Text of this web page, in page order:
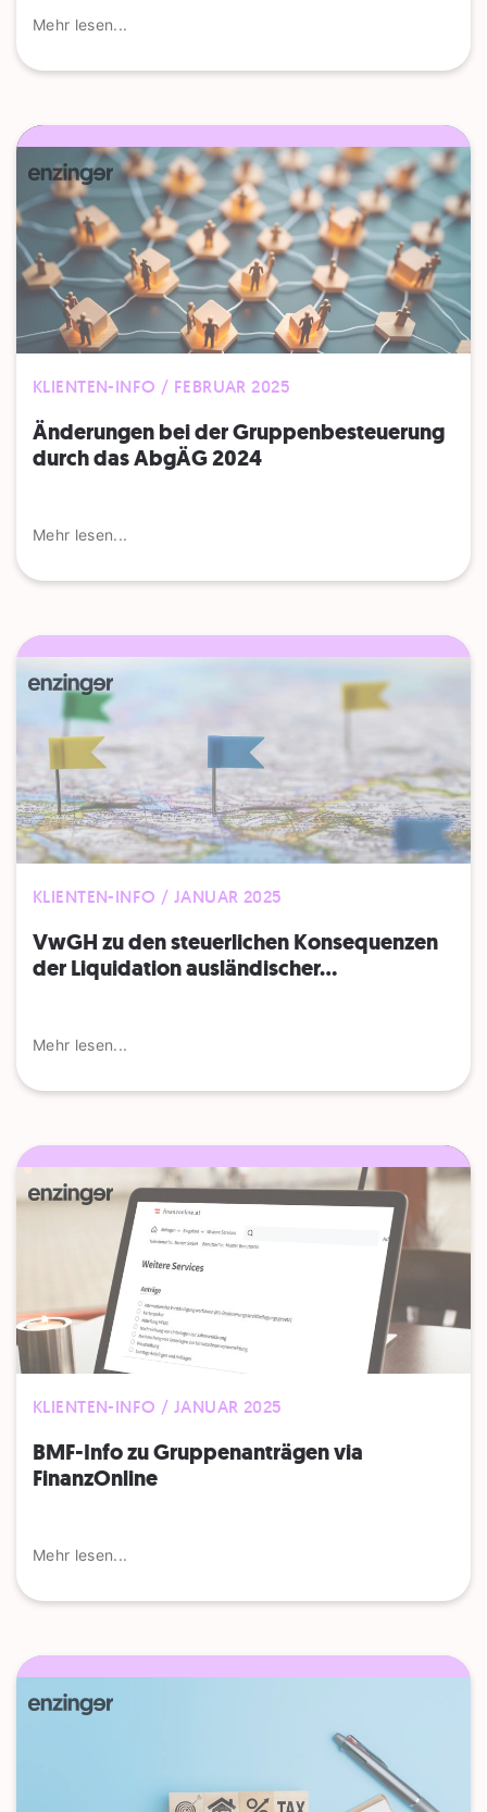
Mehr lesen...
KLIENTEN-INFO / FEBRUAR 2025
Änderungen bei der Gruppenbesteuerung
durch das AbgÄG 2024
Mehr lesen...
KLIENTEN-INFO / JANUAR 2025
VwGH zu den steuerlichen Konsequenzen
der Liquidation ausländischer...
Mehr lesen...
KLIENTEN-INFO / JANUAR 2025
BMF-Info zu Gruppenanträgen via
FinanzOnline
Mehr lesen...